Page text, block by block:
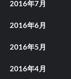
2016年7月
2016年6月
2016年5月
2016年4月